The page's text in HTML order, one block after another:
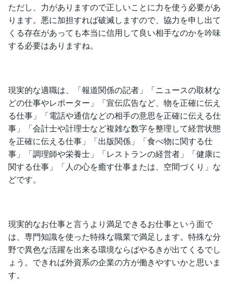
ただし、力がありますので正しいことに力を使う必要があ
ります。悪に加担すれば破滅しますので、協力を申し出て
くる存在があっても本当に信用して良い相手なのかを吟味
する必要はありますね。
現実的な適職は、「報道関係の記者」「ニュースの取材な
どの仕事やレポーター」「宣伝広告など、物を正確に伝え
る仕事」「電話や通信などの相手の意思を正確に伝える仕
事」「会計士や計理士など複雑な数字を整理して経営状態
を正確に伝える仕事」「出版関係」「食べ物に関する仕
事」「調理師や栄養士」「レストランの経営者」「健康に
関する仕事」「人の心を癒す仕事または、空間づくり」な
どです。
現実的なお仕事と言うより満足できるお仕事という面で
は、専門知識を使った特殊な職業で満足します。特殊な分
野で異色な活躍を出来る環境ならばやるきが出てくるでし
ょう。できれば外資系の企業の方が働きやすいかと思いま
す。